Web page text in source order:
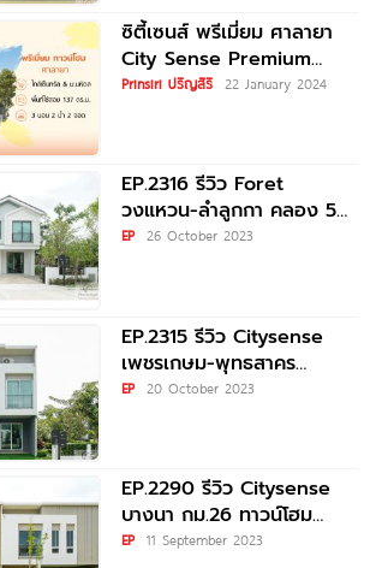
ซิตี้เซนส์ พรีเมี่ยม ศาลายา
City Sense Premium
Salaya ใกล้ Central และ
Prinsiri ปริญสิริ 22 January 2024
EP.2316 รีวิว Foret
วงแหวน-ลำลูกกา คลอง 5
บ้านแนวคิดใหม่ 4 ห้องนอน
EP 26 October 2023
EP.2315 รีวิว Citysense
เพชรเกษม-พุทธสาคร
พรีเมียมทาวน์โฮมคุณภาพ
EP 20 October 2023
EP.2290 รีวิว Citysense
บางนา กม.26 ทาวน์โฮม
ฟังก์ชันบ้านเดี่ยว รองรับถึง
EP 11 September 2023